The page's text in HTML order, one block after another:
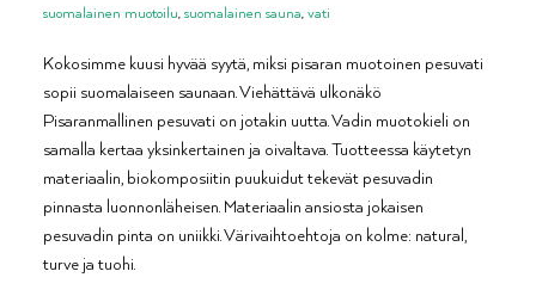
suomalainen muotoilu,suomalainen sauna,vati
Kokosimme kuusi hyvää syytä, miksi pisaran muotoinen pesuvati
sopii suomalaiseen saunaan. Viehättävä ulkonäkö
Pisaranmallinen pesuvati on jotakin uutta. Vadin muotokieli on
samalla kertaa yksinkertainen ja oivaltava. Tuotteessa käytetyn
materiaalin, biokomposiitin puukuidut tekevät pesuvadin
pinnasta luonnonläheisen. Materiaalin ansiosta jokaisen
pesuvadin pinta on uniikki. Värivaihtoehtoja on kolme: natural,
turve ja tuohi.